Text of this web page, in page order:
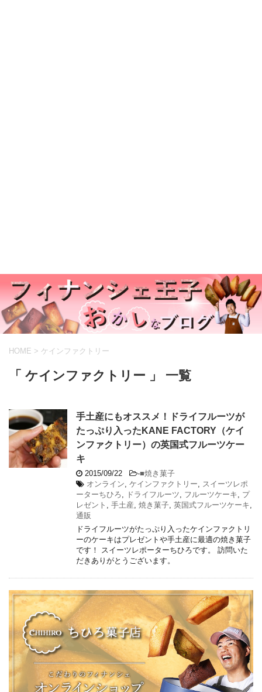
HOME > ケインファクトリー
「 ケインファクトリー 」 一覧
手土産にもオススメ！ドライフルーツが
たっぷり入ったKANE FACTORY（ケイ
ンファクトリー）の英国式フルーツケー
キ
2015/09/22 -■焼き菓子
オンライン ケインファクトリー
スイーツレポ
ーターちひろ
ドライフルーツ フルーツケーキ
プ
レゼント
手土産 焼き菓子 英国式フルーツケーキ
通販
ドライフルーツがたっぷり入ったケインファクトリ
ーのケーキはプレゼントや手土産に最適の焼き菓子
です！ スイーツレポーターちひろです。 訪問いた
だきありがとうございます。